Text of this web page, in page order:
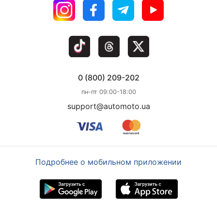
0 (800) 209-202
пн-пт 09:00-18:00
support@automoto.ua
Подробнее о мобильном приложении